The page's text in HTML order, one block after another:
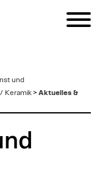
und
Keramik> Aktuelles &